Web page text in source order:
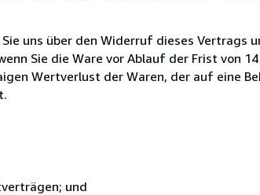
uns über den Widerruf dieses Vertrags
Sie die Ware vor Ablauf der Frist von
Wertverlust der Waren, der auf eine
und